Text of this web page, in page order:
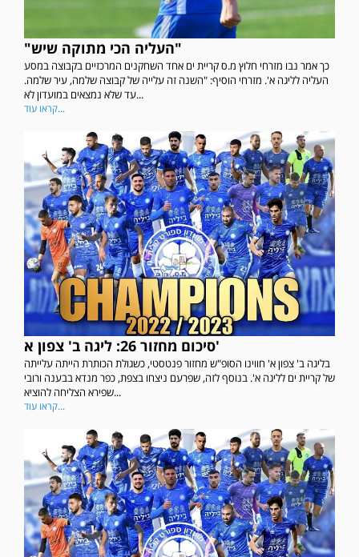
"העליה הכי מתוקה שיש"
כך אמר נבו מזרחי חלוץ מ.ס קריית ים אחד השחקנים המרכזיים בקבוצה במסע
העליה לליגה א'. מזרחי הוסיף: "השנה זה עלייה של קבוצה שלמה, עיר שלמה.
עד שלא נמצאים במועדון לא...
קראו עוד...
סיכום מחזור 26: ליגה ב' צפון א'
בליגה ב' צפון א' חווינו הסופ"ש מחזור פנטסטי, כשגולת הכותרת הייתה עלייתה
של קריית ים לליגה א'. בנוסף לזה, שפרעם ניצחו בצפת, כפר מנדא בבענה ורובי
שפירא הצליחה להוציא...
קראו עוד...